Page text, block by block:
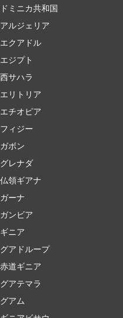
ドミニカ共和国
アルジェリア
エクアドル
エジプト
西サハラ
エリトリア
エチオピア
フィジー
ガボン
グレナダ
仏領ギアナ
ガーナ
ガンビア
ギニア
グアドループ
赤道ギニア
グアテマラ
グアム